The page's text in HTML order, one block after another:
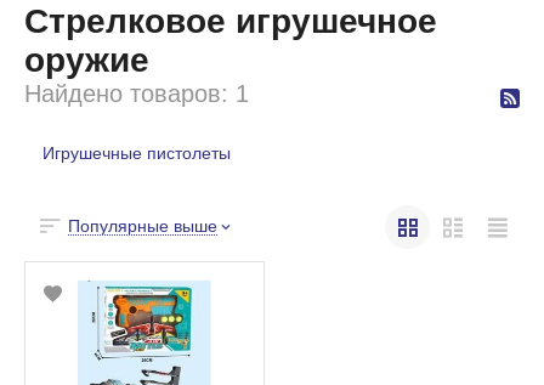
Стрелковое игрушечное
оружие
Найдено товаров: 1
Игрушечные пистолеты
Популярные выше